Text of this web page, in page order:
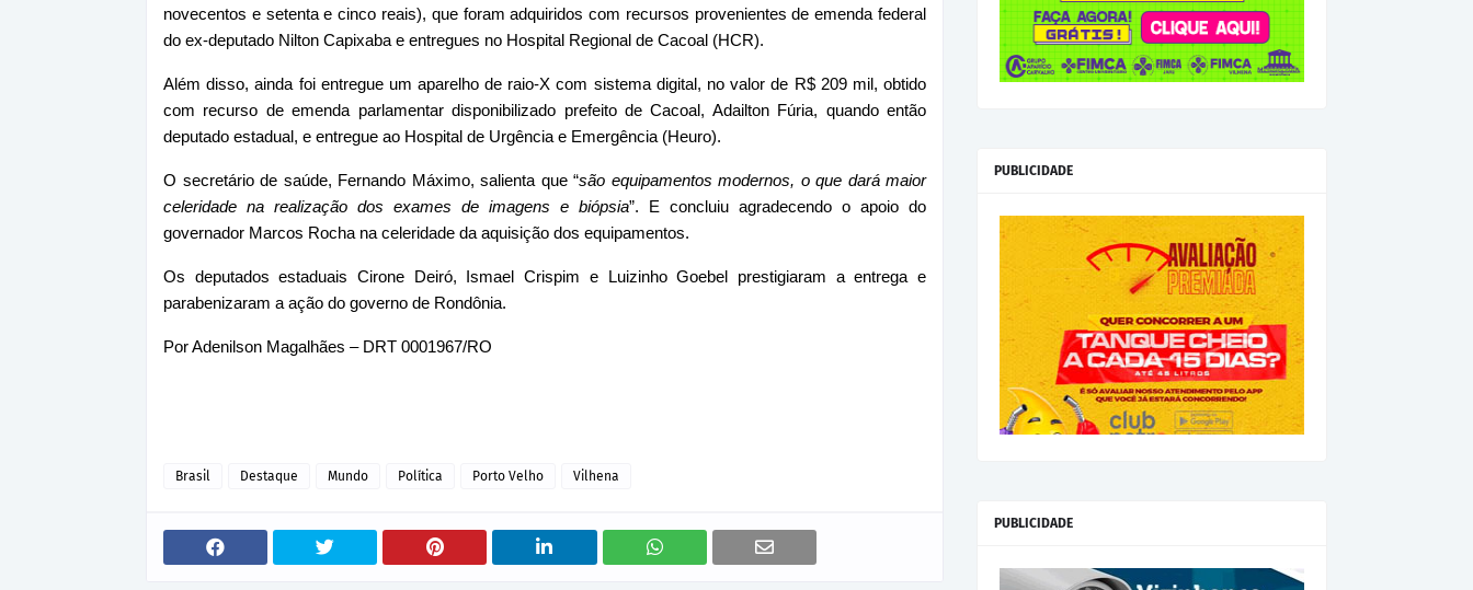
novecentos e setenta e cinco reais), que foram adquiridos com recursos provenientes de emenda federal
do ex-deputado Nilton Capixaba e entregues no Hospital Regional de Cacoal (HCR).
Além disso, ainda foi entregue um aparelho de raio-X com sistema digital, no valor de R$ 209 mil, obtido
com recurso de emenda parlamentar disponibilizado prefeito de Cacoal, Adailton Fúria, quando então
deputado estadual, e entregue ao Hospital de Urgência e Emergência (Heuro).
O secretário de saúde, Fernando Máximo, salienta que “são equipamentos modernos, o que dará maior
celeridade na realização dos exames de imagens e biópsia”. E concluiu agradecendo o apoio do
governador Marcos Rocha na celeridade da aquisição dos equipamentos.
Os deputados estaduais Cirone Deiró, Ismael Crispim e Luizinho Goebel prestigiaram a entrega e
parabenizaram a ação do governo de Rondônia.
Por Adenilson Magalhães – DRT 0001967/RO
Brasil Destaque Mundo Política Porto Velho Vilhena
PUBLICIDADE
PUBLICIDADE